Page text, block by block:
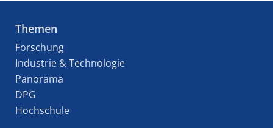
Themen
Forschung
Industrie & Technologie
Panorama
DPG
Hochschule